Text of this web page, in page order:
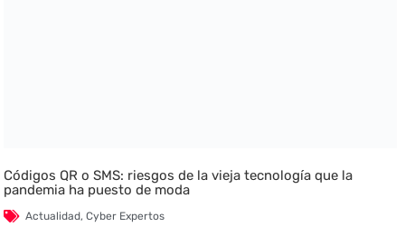
Códigos QR o SMS: riesgos de la vieja tecnología que la
pandemia ha puesto de moda
Actualidad,Cyber Expertos